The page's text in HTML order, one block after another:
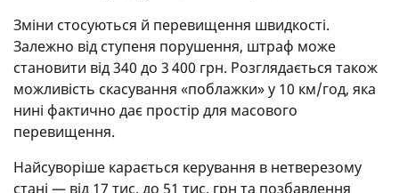
Зміни стосуються й перевищення швидкості.
Залежно від ступеня порушення, штраф може
становити від 340 до 3 400 грн. Розглядається також
можливість скасування «поблажки» у 10 км/год, яка
нині фактично дає простір для масового
перевищення.
Найсуворіше карається керування в нетверезому
стані — від 17 тис. до 51 тис. грн та позбавлення